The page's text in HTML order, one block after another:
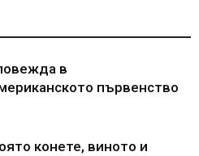
в
първенство
конете, виното и